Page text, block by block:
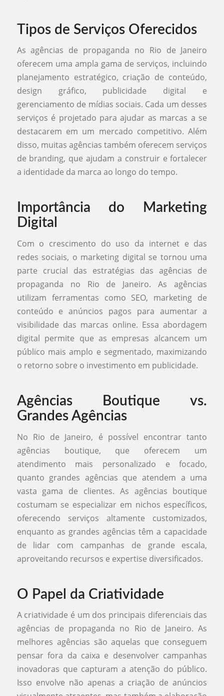
Tipos de Serviços Oferecidos
As agências de propaganda no Rio de Janeiro
oferecem uma ampla gama de serviços, incluindo
planejamento estratégico, criação de conteúdo,
design gráfico, publicidade digital e
gerenciamento de mídias sociais. Cada um desses
serviços é projetado para ajudar as marcas a se
destacarem em um mercado competitivo. Além
disso, muitas agências também oferecem serviços
de branding, que ajudam a construir e fortalecer
a identidade da marca ao longo do tempo.
Importância do Marketing
Digital
Com o crescimento do uso da internet e das
redes sociais, o marketing digital se tornou uma
parte crucial das estratégias das agências de
propaganda no Rio de Janeiro. As agências
utilizam ferramentas como SEO, marketing de
conteúdo e anúncios pagos para aumentar a
visibilidade das marcas online. Essa abordagem
digital permite que as empresas alcancem um
público mais amplo e segmentado, maximizando
o retorno sobre o investimento em publicidade.
Agências Boutique vs.
Grandes Agências
No Rio de Janeiro, é possível encontrar tanto
agências boutique, que oferecem um
atendimento mais personalizado e focado,
quanto grandes agências que atendem a uma
vasta gama de clientes. As agências boutique
costumam se especializar em nichos específicos,
oferecendo serviços altamente customizados,
enquanto as grandes agências têm a capacidade
de lidar com campanhas de grande escala,
aproveitando recursos e expertise diversificados.
O Papel da Criatividade
A criatividade é um dos principais diferenciais das
agências de propaganda no Rio de Janeiro. As
melhores agências são aquelas que conseguem
pensar fora da caixa e desenvolver campanhas
inovadoras que capturam a atenção do público.
Isso envolve não apenas a criação de anúncios